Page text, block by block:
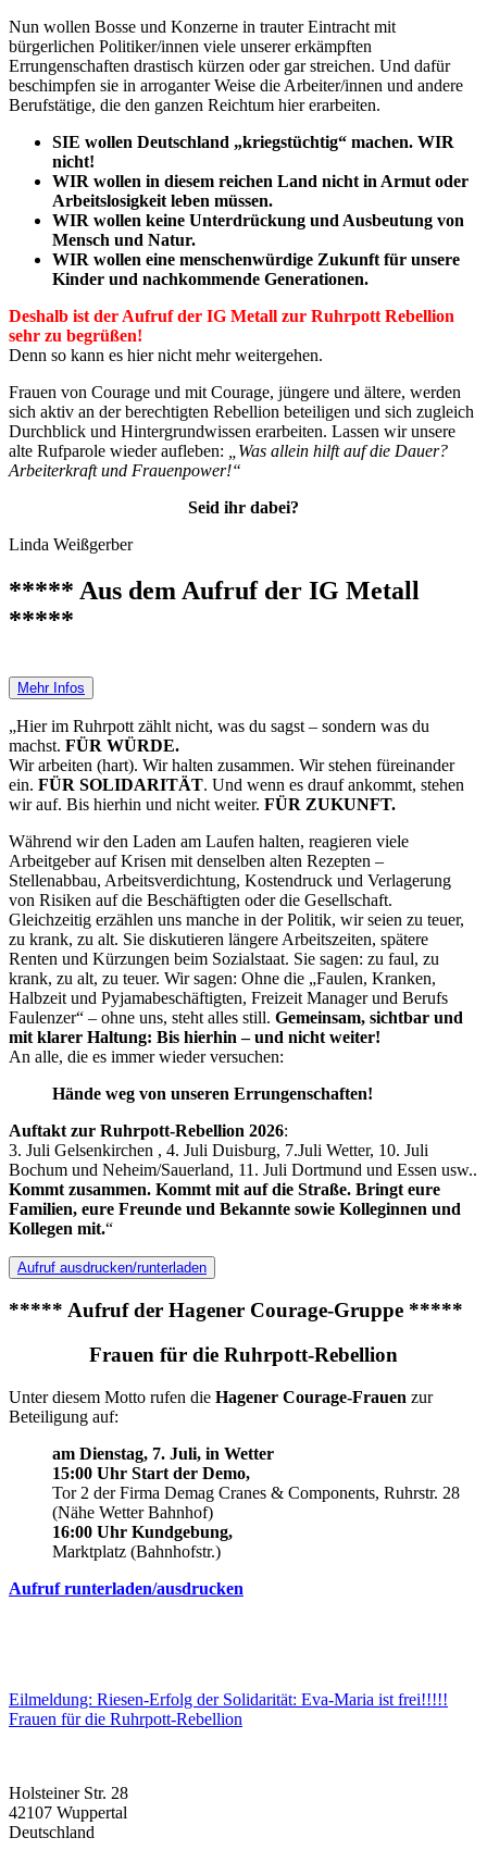
Nun wollen Bosse und Konzerne in trauter Eintracht mit
bürgerlichen Politiker/innen viele unserer erkämpften
Errungenschaften drastisch kürzen oder gar streichen. Und dafür
beschimpfen sie in arroganter Weise die Arbeiter/innen und andere
Berufstätige, die den ganzen Reichtum hier erarbeiten.
SIE wollen Deutschland „kriegstüchtig“ machen. WIR
nicht!
WIR wollen in diesem reichen Land nicht in Armut oder
Arbeitslosigkeit leben müssen.
WIR wollen keine Unterdrückung und Ausbeutung von
Mensch und Natur.
WIR wollen eine menschenwürdige Zukunft für unsere
Kinder und nachkommende Generationen.
Deshalb ist der Aufruf der IG Metall zur Ruhrpott Rebellion
sehr zu begrüßen!
Denn so kann es hier nicht mehr weitergehen.
Frauen von Courage und mit Courage, jüngere und ältere, werden
sich aktiv an der berechtigten Rebellion beteiligen und sich zugleich
Durchblick und Hintergrundwissen erarbeiten. Lassen wir unsere
alte Rufparole wieder aufleben:
„Was allein hilft auf die Dauer?
Arbeiterkraft und Frauenpower!“
Seid ihr dabei?
Linda Weißgerber
***** Aus dem Aufruf der IG Metall
*****
Mehr Infos
„Hier im Ruhrpott zählt nicht, was du sagst – sondern was du
machst. FÜR WÜRDE.
Wir arbeiten (hart). Wir halten zusammen. Wir stehen füreinander
ein. FÜR SOLIDARITÄT. Und wenn es drauf ankommt, stehen
wir auf. Bis hierhin und nicht weiter. FÜR ZUKUNFT.
Während wir den Laden am Laufen halten, reagieren viele
Arbeitgeber auf Krisen mit denselben alten Rezepten –
Stellenabbau, Arbeitsverdichtung, Kostendruck und Verlagerung
von Risiken auf die Beschäftigten oder die Gesellschaft.
Gleichzeitig erzählen uns manche in der Politik, wir seien zu teuer,
zu krank, zu alt. Sie diskutieren längere Arbeitszeiten, spätere
Renten und Kürzungen beim Sozialstaat. Sie sagen: zu faul, zu
krank, zu alt, zu teuer. Wir sagen: Ohne die „Faulen, Kranken,
Halbzeit und Pyjamabeschäftigten, Freizeit Manager und Berufs
Faulenzer“ – ohne uns, steht alles still. Gemeinsam, sichtbar und
mit klarer Haltung: Bis hierhin – und nicht weiter!
An alle, die es immer wieder versuchen:
Hände weg von unseren Errungenschaften!
Auftakt zur Ruhrpott-Rebellion 2026:
3. Juli Gelsenkirchen , 4. Juli Duisburg, 7.Juli Wetter, 10. Juli
Bochum und Neheim/Sauerland, 11. Juli Dortmund und Essen usw..
Kommt zusammen. Kommt mit auf die Straße. Bringt eure
Familien, eure Freunde und Bekannte sowie Kolleginnen und
Kollegen mit.“
Aufruf ausdrucken/runterladen
***** Aufruf der Hagener Courage-Gruppe *****
Frauen für die Ruhrpott-Rebellion
Unter diesem Motto rufen die Hagener Courage-Frauen zur
Beteiligung auf:
am Dienstag, 7. Juli, in Wetter
15:00 Uhr Start der Demo,
Tor 2 der Firma Demag Cranes & Components, Ruhrstr. 28
(Nähe Wetter Bahnhof)
16:00 Uhr Kundgebung,
Marktplatz (Bahnhofstr.)
Aufruf runterladen/ausdrucken
Beitragsnavigation
Eilmeldung: Riesen-Erfolg der Solidarität: Eva-Maria ist frei!!!!!
Frauen für die Ruhrpott-Rebellion
Holsteiner Str. 28
42107 Wuppertal
Deutschland